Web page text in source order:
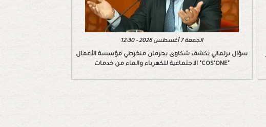
الجمعة 7 أغسطس 2026 - 12:30
سؤال برلماني يكشف شكاوى بحرمان منخرطي مؤسسة الأعمال
الاجتماعية للكهرباء والماء من خدمات "COS'ONE"